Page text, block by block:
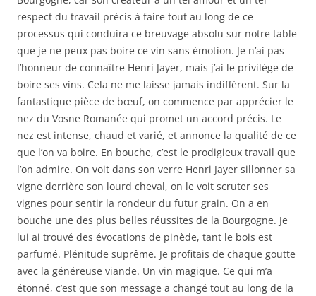
respect du travail précis à faire tout au long de ce
processus qui conduira ce breuvage absolu sur notre table
que je ne peux pas boire ce vin sans émotion. Je n’ai pas
l’honneur de connaître Henri Jayer, mais j’ai le privilège de
boire ses vins. Cela ne me laisse jamais indifférent. Sur la
fantastique pièce de bœuf, on commence par apprécier le
nez du Vosne Romanée qui promet un accord précis. Le
nez est intense, chaud et varié, et annonce la qualité de ce
que l’on va boire. En bouche, c’est le prodigieux travail que
l’on admire. On voit dans son verre Henri Jayer sillonner sa
vigne derrière son lourd cheval, on le voit scruter ses
vignes pour sentir la rondeur du futur grain. On a en
bouche une des plus belles réussites de la Bourgogne. Je
lui ai trouvé des évocations de pinède, tant le bois est
parfumé. Plénitude suprême. Je profitais de chaque goutte
avec la généreuse viande. Un vin magique. Ce qui m’a
étonné, c’est que son message a changé tout au long de la